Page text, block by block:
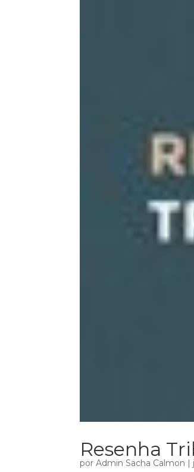
Resenha
porAdmin Sacha Calmon |